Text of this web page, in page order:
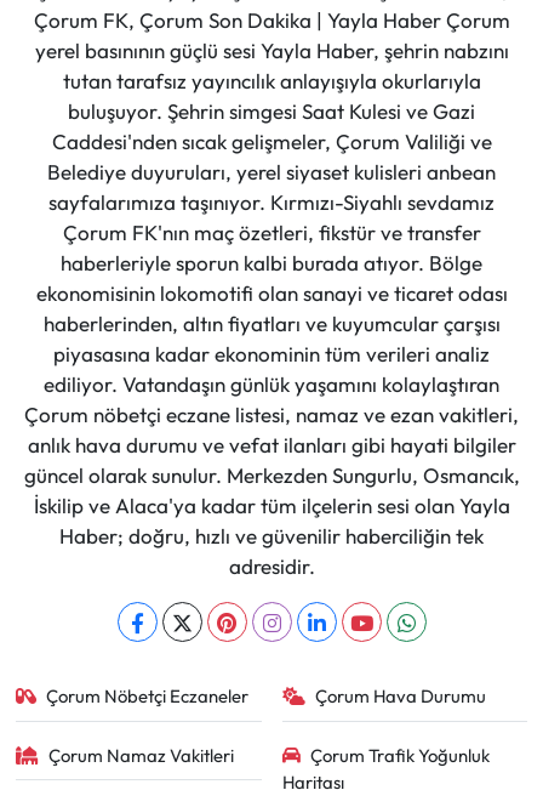
Çorum FK, Çorum Son Dakika | Yayla Haber Çorum
yerel basınının güçlü sesi Yayla Haber, şehrin nabzını
tutan tarafsız yayıncılık anlayışıyla okurlarıyla
buluşuyor. Şehrin simgesi Saat Kulesi ve Gazi
Caddesi'nden sıcak gelişmeler, Çorum Valiliği ve
Belediye duyuruları, yerel siyaset kulisleri anbean
sayfalarımıza taşınıyor. Kırmızı-Siyahlı sevdamız
Çorum FK'nın maç özetleri, fikstür ve transfer
haberleriyle sporun kalbi burada atıyor. Bölge
ekonomisinin lokomotifi olan sanayi ve ticaret odası
haberlerinden, altın fiyatları ve kuyumcular çarşısı
piyasasına kadar ekonominin tüm verileri analiz
ediliyor. Vatandaşın günlük yaşamını kolaylaştıran
Çorum nöbetçi eczane listesi, namaz ve ezan vakitleri,
anlık hava durumu ve vefat ilanları gibi hayati bilgiler
güncel olarak sunulur. Merkezden Sungurlu, Osmancık,
İskilip ve Alaca'ya kadar tüm ilçelerin sesi olan Yayla
Haber; doğru, hızlı ve güvenilir haberciliğin tek
adresidir.
Çorum Nöbetçi Eczaneler Çorum Hava Durumu
Çorum Namaz Vakitleri
Çorum Trafik Yoğunluk
Haritası